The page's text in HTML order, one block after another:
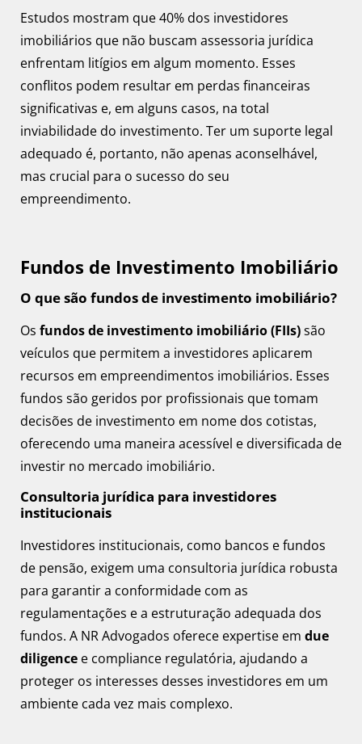
Estudos mostram que 40% dos investidores
imobiliários que não buscam assessoria jurídica
enfrentam litígios em algum momento. Esses
conflitos podem resultar em perdas financeiras
significativas e, em alguns casos, na total
inviabilidade do investimento. Ter um suporte legal
adequado é, portanto, não apenas aconselhável,
mas crucial para o sucesso do seu
empreendimento.
Fundos de Investimento Imobiliário
O que são fundos de investimento imobiliário?
Os fundos de investimento imobiliário (FIIs)são
veículos que permitem a investidores aplicarem
recursos em empreendimentos imobiliários. Esses
fundos são geridos por profissionais que tomam
decisões de investimento em nome dos cotistas,
oferecendo uma maneira acessível e diversificada de
investir no mercado imobiliário.
Consultoria jurídica para investidores
institucionais
Investidores institucionais, como bancos e fundos
de pensão, exigem uma consultoria jurídica robusta
para garantir a conformidade com as
regulamentações e a estruturação adequada dos
fundos. A NR Advogados oferece expertise em due
diligence e compliance regulatória, ajudando a
proteger os interesses desses investidores em um
ambiente cada vez mais complexo.